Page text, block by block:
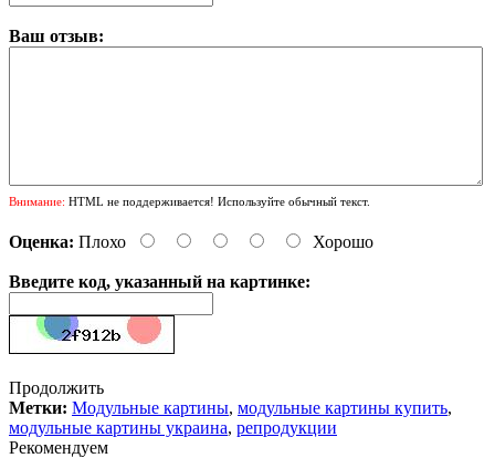
Ваш отзыв:
Внимание: HTML не поддерживается! Используйте обычный текст.
Оценка: Плохо Хорошо
Введите код, указанный на картинке:
Продолжить
Метки: Модульные картины, модульные картины купить,
модульные картины украина, репродукции
Рекомендуем